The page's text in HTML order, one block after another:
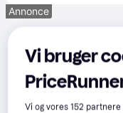
Annonce
Vi bruger
Vi og vores152 partnere